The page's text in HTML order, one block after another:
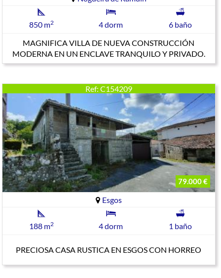
850 m2 4 dorm
6 baño
MAGNIFICA VILLA DE NUEVA CONSTRUCCIÓN
MODERNA EN UN ENCLAVE TRANQUILO Y PRIVADO.
Ref: C154209
79.000 €
Esgos
188 m2 4 dorm 1 baño
PRECIOSA CASA RUSTICA EN ESGOS CON HORREO